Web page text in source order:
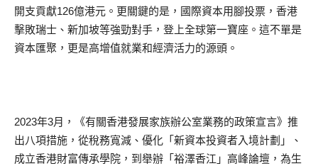
開支貢獻126億港元。更關鍵的是，國際資本用腳投票，香港
擊敗瑞士、新加坡等強勁對手，登上全球第一寶座。這不單是
資本匯聚，更是高增值就業和經濟活力的源頭。
2023年3月，《有關香港發展家族辦公室業務的政策宣言》推
出八項措施，從稅務寬減、優化「新資本投資者入境計劃」、
成立香港財富傳承學院，到舉辦「裕澤香江」高峰論壇，為生